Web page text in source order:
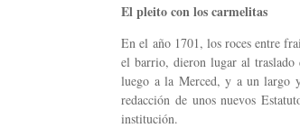
El pleito con los carmelitas
En el año 1701, los roces entre
el barrio, dieron lugar al traslado
luego a la Merced, y a un largo
redacción de unos nuevos
institución.